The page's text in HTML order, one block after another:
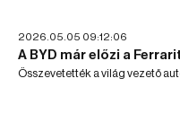
2026.05.05 09:12:06
A BYD már előzi a Ferrarit
Összevetették a világ vezető